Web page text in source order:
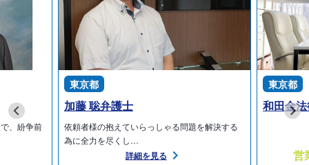
合があります。
2．相続財産の範囲又は相続分に争いがある場合は、報酬金の額は3
倍を上限に増額させていただくことがあります。
3．上記にかかわらず、報酬金の最低額は、33万円程度を目安とさ
せていただいております。
4．事件等の内容等により、同一事件についての2回目以降のご相談
を承れない場合や有料とさせていただく場合もございます。
5．実費等の他、必要に応じて、出張費や出廷費等をご負担いただ
いております。
6．相続の上記以外の費用につきましてはお問い合わせください。
、紛争前
東京都
加藤 聡弁護士
依頼者様の抱えていらっしゃる問題を解決する
為に全力を尽くし…
詳細を見る
東京都
和田金
営